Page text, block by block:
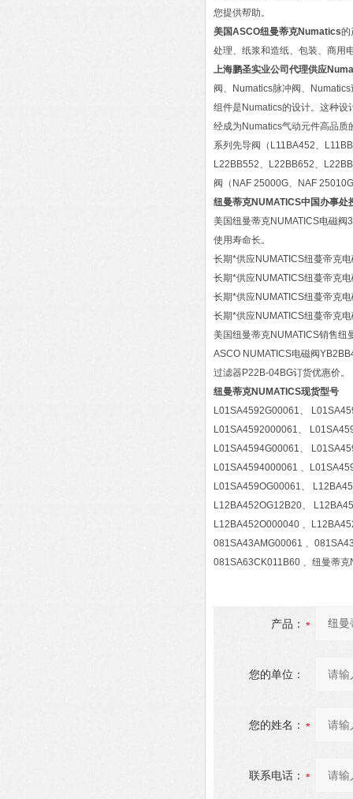
您提供帮助。
美国ASCO纽曼蒂克Numatics的
处理、纸浆和造纸、包装、商用
上海鹏圣实业公司代理供应
阀、Numatics脉冲阀、
组件是Numatics的设计。这种
经成为Numatics气动元件高品
系列先导阀（L11BA452、
L22BB552、L22BB652、
阀（NAF 25000G、NAF
纽曼蒂克NUMATICS中国办事处
美国纽曼蒂克NUMATICS电磁
使用寿命长。
长期*供应NUMATICS纽蔓帝克
长期*供应NUMATICS纽蔓帝克
长期*供应NUMATICS纽蔓帝克
长期*供应NUMATICS纽蔓帝克
美国纽曼蒂克NUMATICS销售纽
ASCO NUMATICS电磁阀
过滤器P22B-04BG订货优惠价。
纽曼蒂克NUMATICS现货型号
L01SA4592G00061、
L01SA4592000061、
L01SA4594G00061、
L01SA4594000061 、
L01SA459OG00061、
L12BA452OG12B20、
L12BA452O000040 、
081SA43AMG00061 、
081SA63CK011B60 、纽曼蒂克
产品：
您的单位：
您的姓名：
联系电话：